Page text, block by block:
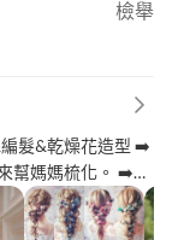
檢舉
幫媽媽梳化。 ➡️新
。 （兩方助理完
娘秘書